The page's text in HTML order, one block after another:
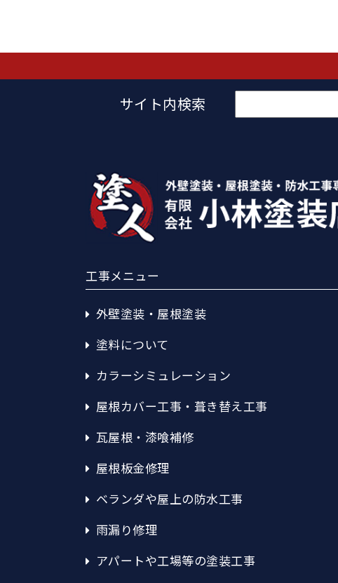
サイト内検索
索:
工事メニュー
外壁塗装・屋根塗装
塗料について
カラーシミュレーション
屋根カバー工事・葺き替え工事
瓦屋根・漆喰補修
屋根板金修理
ベランダや屋上の防水工事
雨漏り修理
アパートや工場等の塗装工事